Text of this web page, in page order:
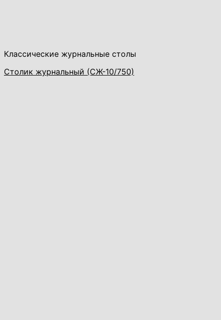
Классические журнальные столы
Столик журнальный (СЖ-10/750)